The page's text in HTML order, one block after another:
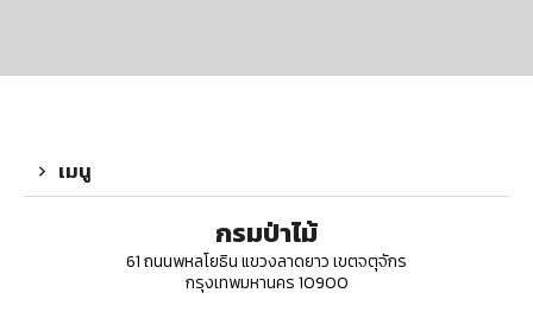
เมนู
กรมป่าไม้
61 ถนนพหลโยธิน แขวงลาดยาว เขตจตุจักร
กรุงเทพมหานคร 10900